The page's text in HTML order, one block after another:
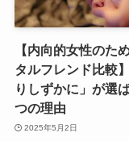
【内向的女性のた
タルフレンド比較
りしずかに」が選
つの理由
2025年5月2日